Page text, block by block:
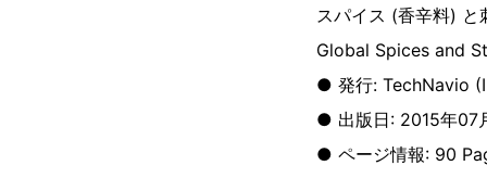
スパイス (香辛料) と
Global Spices and
● 発行: TechNavio
● 出版日: 2015年07
● ページ情報: 90